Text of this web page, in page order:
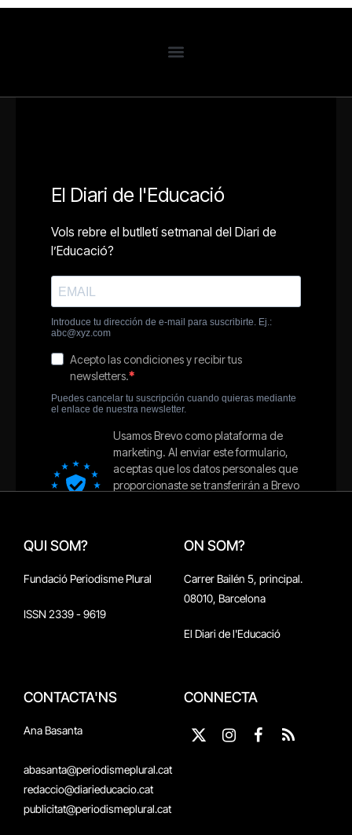
QUI SOM?
Fundació Periodisme Plural
ISSN 2339 - 9619
ON SOM?
Carrer Bailén 5, principal.
08010, Barcelona
El Diari de l'Educació
CONTACTA'NS
Ana Basanta
abasanta@periodismeplural.cat
redaccio@diarieducacio.cat
publicitat@periodismeplural.cat
CONNECTA
X
Instagram
Facebook
RSS